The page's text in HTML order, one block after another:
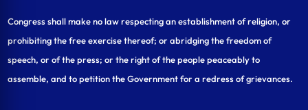
Congress shall make no law respecting an establishment of religion, or
prohibiting the free exercise thereof; or abridging the freedom of
speech, or of the press; or the right of the people peaceably to
assemble, and to petition the Government for a redress of grievances.